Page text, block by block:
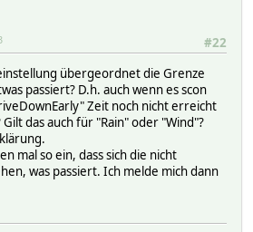
#22
übergeordnet die Grenze
passiert? D.h. auch wenn es scon
Zeit noch nicht erreicht
das auch für "Rain" oder "Wind"?
mal so ein, dass sich die nicht
was passiert. Ich melde mich dann